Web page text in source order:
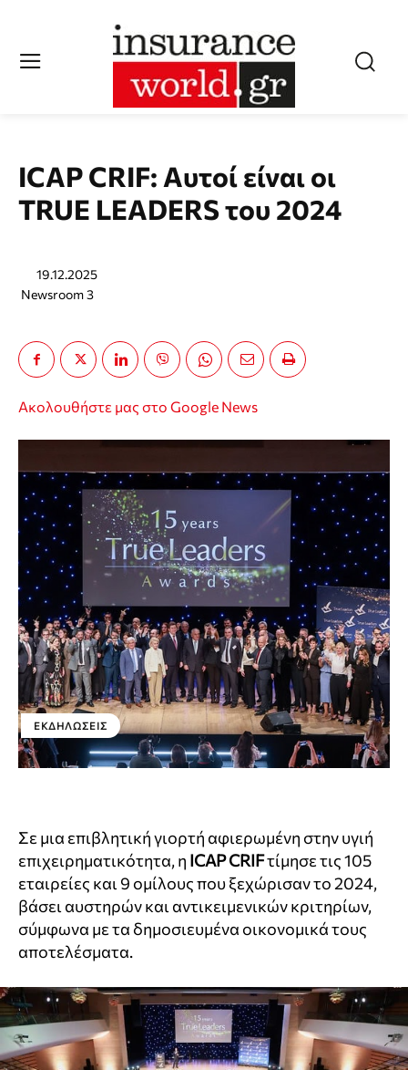
ICAP CRIF: Αυτοί είναι οι
TRUE LEADERS του 2024
19.12.2025
Newsroom 3
Ακολουθήστε μας στο Google News
ΕΚΔΗΛΏΣΕΙΣ
Σε μια επιβλητική γιορτή αφιερωμένη στην υγιή
επιχειρηματικότητα, η ICAP CRIFτίμησε τις 105
εταιρείες και 9 oμίλους που ξεχώρισαν το 2024,
βάσει αυστηρών και αντικειμενικών κριτηρίων,
σύμφωνα με τα δημοσιευμένα οικονομικά τους
αποτελέσματα.